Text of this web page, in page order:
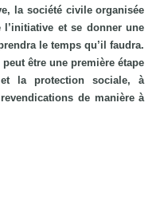
la société civile organisée
et se donner une
le temps qu’il faudra.
être une première étape
la protection sociale, à
de manière à